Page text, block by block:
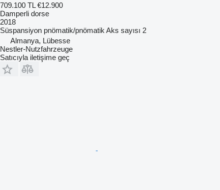
709.100 TL €12.900
Damperli dorse
2018
Süspansiyon pnömatik/pnömatik Aks sayısı 2
Almanya, Lübesse
Nestler-Nutzfahrzeuge
Satıcıyla iletişime geç